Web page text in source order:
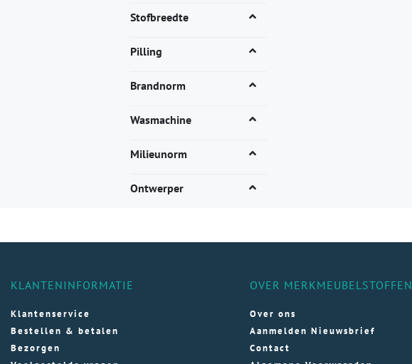
Stofbreedte
Pilling
Brandnorm
Wasmachine
Milieunorm
Ontwerper
KLANTENINFORMATIE
Klantenservice
Bestellen & betalen
Bezorgen
OVER MERKMEUBELSTOFFEN
Over ons
Aanmelden Nieuwsbrief
Contact